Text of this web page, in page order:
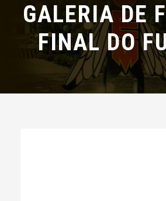
GALERIA DE
FINAL DO